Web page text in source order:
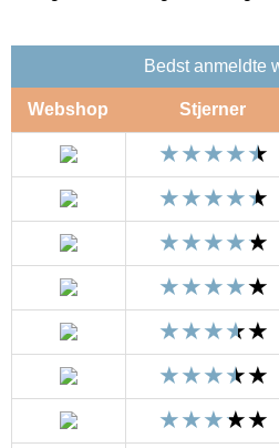
Bedst anmeldte
Webshop Stjerner